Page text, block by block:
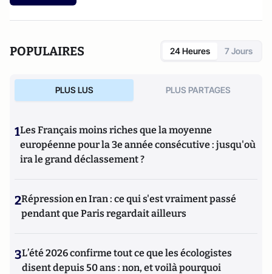
POPULAIRES 24 Heures 7 Jours
PLUS LUS PLUS PARTAGES
1Les Français moins riches que la moyenne
européenne pour la 3e année consécutive : jusqu'où
ira le grand déclassement ?
2Répression en Iran : ce qui s'est vraiment passé
pendant que Paris regardait ailleurs
3L’été 2026 confirme tout ce que les écologistes
disent depuis 50 ans : non, et voilà pourquoi